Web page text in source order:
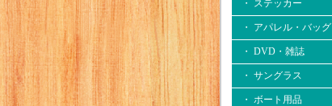
・ ステッカー
・ アパレル・バッグ
・ DVD・雑誌
・ サングラス
・ ボート用品